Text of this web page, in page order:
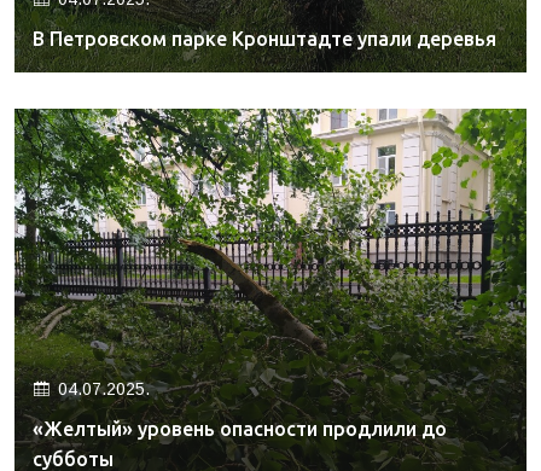
В Петровском парке Кронштадте упали деревья
04.07.2025.
«Желтый» уровень опасности продлили до
субботы